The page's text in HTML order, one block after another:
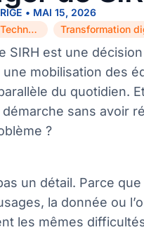
• MAI 15, 2026
Innovation / Technologie
SIRH est une
mobilisation des
du quotidien.
sans avoir
?
un détail. Parce
la donnée ou
les mêmes